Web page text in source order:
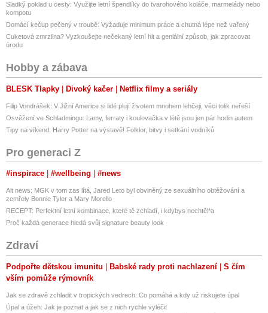
Sladký poklad u cesty: Využijte letní špendlíky do tvarohového koláče, marmelády nebo
kompotu
Domácí kečup pečený v troubě: Vyžaduje minimum práce a chutná lépe než vařený
Cuketová zmrzlina? Vyzkoušejte nečekaný letní hit a geniální způsob, jak zpracovat
úrodu
Hobby a zábava
BLESK Tlapky Divoký kačer Netflix filmy a seriály
Filip Vondrášek: V Jižní Americe si lidé plují životem mnohem lehčeji, věci tolik neřeší
Osvěžení ve Schladmingu: Lamy, ferraty i koulovačka v létě jsou jen pár hodin autem
Tipy na víkend: Harry Potter na výstavě! Folklor, bitvy i setkání vodníků
Pro generaci Z
#inspirace #wellbeing #news
Alt news: MGK v tom zas lítá, Jared Leto byl obviněný ze sexuálního obtěžování a
zemřely Bonnie Tyler a Mary Morello
RECEPT: Perfektní letní kombinace, které tě zchladí, i kdybys nechtěl*a
Proč každá generace hledá svůj signature beauty look
Zdraví
Podpořte dětskou imunitu Babské rady proti nachlazení
S čím
vším pomůže rýmovník
Jak se zdravě zchladit v tropických vedrech: Co pomáhá a kdy už riskujete úpal
Úpal a úžeh: Jak je poznat a jak se z nich rychle vyléčit